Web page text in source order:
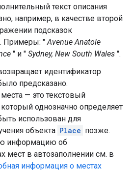
текст описания
например, в качестве второй
подсказок
Примеры: " Avenue Anatole
" и " Sydney, New South Wales ".
идентификатор
предсказано.
— это текстовый
однозначно определяет
использован для
объекта Place позже.
информацию об
мест в автозаполнении см. в
информация о местах